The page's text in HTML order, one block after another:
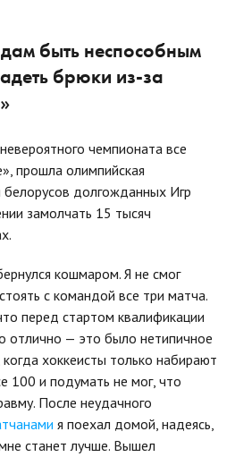
быть неспособным
брюки из-за
чемпионата все
прошла олимпийская
долгожданных Игр
замолчать 15 тысяч
кошмаром. Я не смог
с командой все три матча.
перед стартом квалификации
отлично — это было нетипичное
когда хоккеисты только набирают
100 и подумать не мог, что
После неудачного
я поехал домой, надеясь,
станет лучше. Вышел